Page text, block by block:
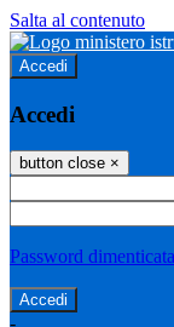
Salta al contenuto
Accedi
Accedi
button close ×
Password